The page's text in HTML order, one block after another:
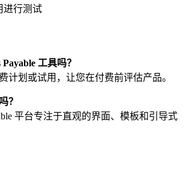
进行测试
工具吗？
计划或试用，让您在付费前评估产品。
？
平台专注于直观的界面、模板和引导式